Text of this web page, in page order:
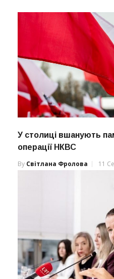
У столиці вшанують
операції НКВС
By Світлана Фролова 11